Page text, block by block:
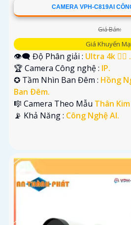
CAMERA VPH-C819AI
Giá Bán:
Giá Khuyến
👁️‍🗨 Độ Phân giải : Ultra 4k 👍🏾 .
🏆 Camera Công nghệ : IP.
✪ Tầm Nhìn Ban Đêm : Hồng
Ban Ðêm.
🎼️ Camera Theo Mẫu Thân
️📡 Khả Năng : Công Nghệ AI.